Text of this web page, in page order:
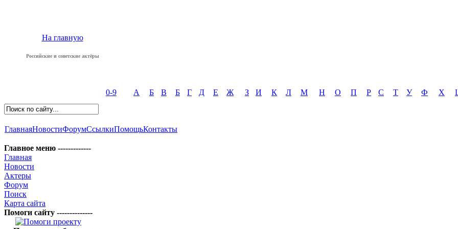
На главную
Российские и советские актёры
0-9 А Б В Б Г Д Е Ж З И К Л М Н О П Р С Т У Ф Х
ГлавнаяНовостиФорумСсылкиПомощьКонтакты
Главное меню -------------
Главная
Новости
Актеры
Форум
Поиск
Карта сайта
Помоги сайту --------------